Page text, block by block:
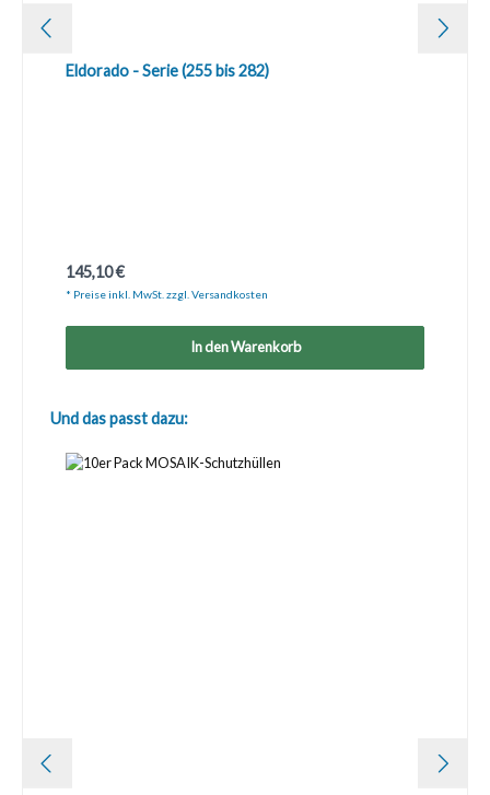
Eldorado - Serie (255 bis 282)
Regulärer Preis:
145,10 €
* Preise inkl. MwSt. zzgl. Versandkosten
In den Warenkorb
Produktgalerie überspringen
Und das passt dazu: